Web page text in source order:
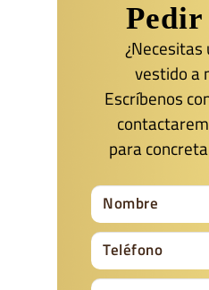
vestido a
Escríbenos
para